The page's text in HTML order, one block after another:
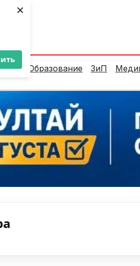
×
Образование ЗиП